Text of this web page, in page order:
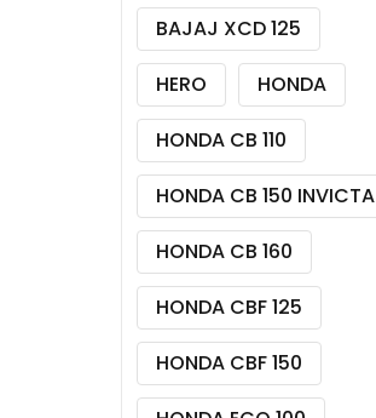
BAJAJ XCD 125
HERO
HONDA
HONDA CB 110
HONDA CB 150 INVICTA
HONDA CB 160
HONDA CBF 125
HONDA CBF 150